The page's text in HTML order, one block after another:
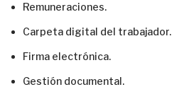
Remuneraciones.
Carpeta digital del trabajador.
Firma electrónica.
Gestión documental.